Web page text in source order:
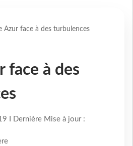
Azur face à des turbulences
face à des
I Dernière Mise à jour :